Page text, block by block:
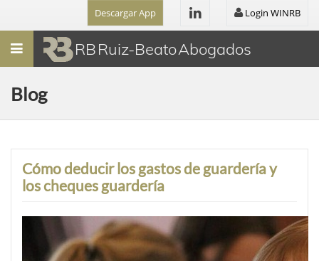
Descargar App Login WINRB
Menú RB Ruiz-Beato Abogados
Blog
Cómo deducir los gastos de guardería y
los cheques guardería